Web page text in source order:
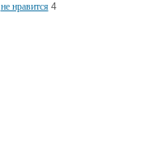
не нравится 4